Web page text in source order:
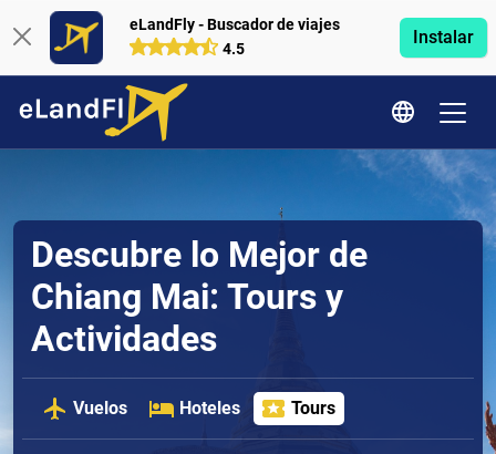
eLandFly - Buscador de viajes
4.5
Instalar
Descubre lo Mejor de
Chiang Mai: Tours y
Actividades
Vuelos Hoteles Tours